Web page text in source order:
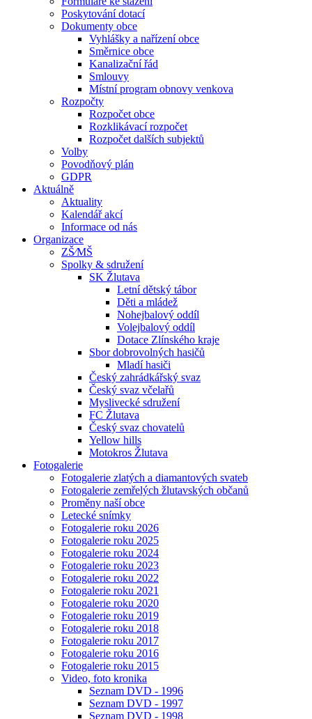
Poskytování dotací
Dokumenty obce
Vyhlášky a nařízení obce
Směrnice obce
Kanalizační řád
Smlouvy
Místní program obnovy venkova
Rozpočty
Rozpočet obce
Rozklikávací rozpočet
Rozpočet dalších subjektů
Volby
Povodňový plán
GDPR
Aktuálně
Aktuality
Kalendář akcí
Informace od nás
Organizace
ZŠ⁄MŠ
Spolky & sdružení
SK Žlutava
Letní dětský tábor
Děti a mládež
Nohejbalový oddíl
Volejbalový oddíl
Dotace Zlínského kraje
Sbor dobrovolných hasičů
Mladí hasiči
Český zahrádkářský svaz
Český svaz včelařů
Myslivecké sdružení
FC Žlutava
Český svaz chovatelů
Yellow hills
Motokros Žlutava
Fotogalerie
Fotogalerie zlatých a diamantových svateb
Fotogalerie zemřelých žlutavských občanů
Proměny naší obce
Letecké snímky
Fotogalerie roku 2026
Fotogalerie roku 2025
Fotogalerie roku 2024
Fotogalerie roku 2023
Fotogalerie roku 2022
Fotogalerie roku 2021
Fotogalerie roku 2020
Fotogalerie roku 2019
Fotogalerie roku 2018
Fotogalerie roku 2017
Fotogalerie roku 2016
Fotogalerie roku 2015
Video, foto kronika
Seznam DVD - 1996
Seznam DVD - 1997
Seznam DVD - 1998